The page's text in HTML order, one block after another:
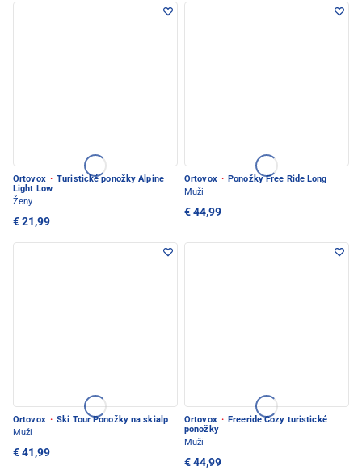
Ortovox · Turistické ponožky Alpine
Light Low
Ženy
€ 21,99
Ortovox · Ponožky Free Ride Long
Muži
€ 44,99
Ortovox · Ski Tour Ponožky na skialp
Muži
€ 41,99
Ortovox · Freeride Cozy turistické
ponožky
Muži
€ 44,99